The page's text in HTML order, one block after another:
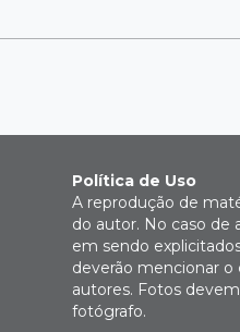
Política de Uso
A reprodução de
do autor. No caso de
em sendo
deverão mencionar o
autores. Fotos
fotógrafo.